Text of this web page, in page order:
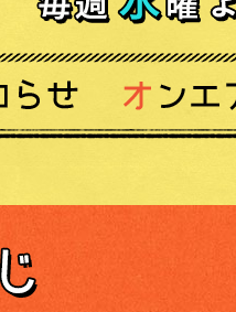
お知らせ